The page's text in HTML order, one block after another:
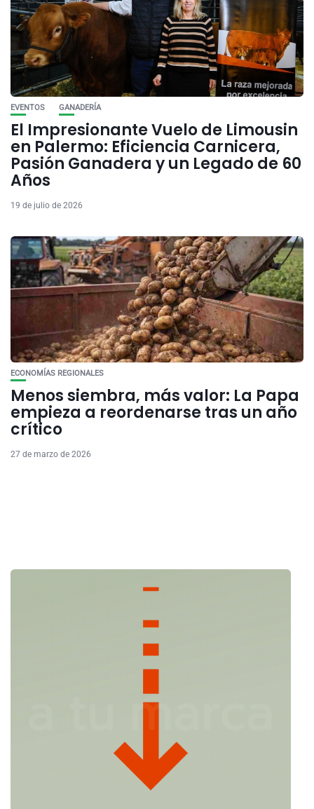
EVENTOS GANADERÍA
El Impresionante Vuelo de Limousin
en Palermo: Eficiencia Carnicera,
Pasión Ganadera y un Legado de 60
Años
19 de julio de 2026
ECONOMÍAS REGIONALES
Menos siembra, más valor: La Papa
empieza a reordenarse tras un año
crítico
27 de marzo de 2026